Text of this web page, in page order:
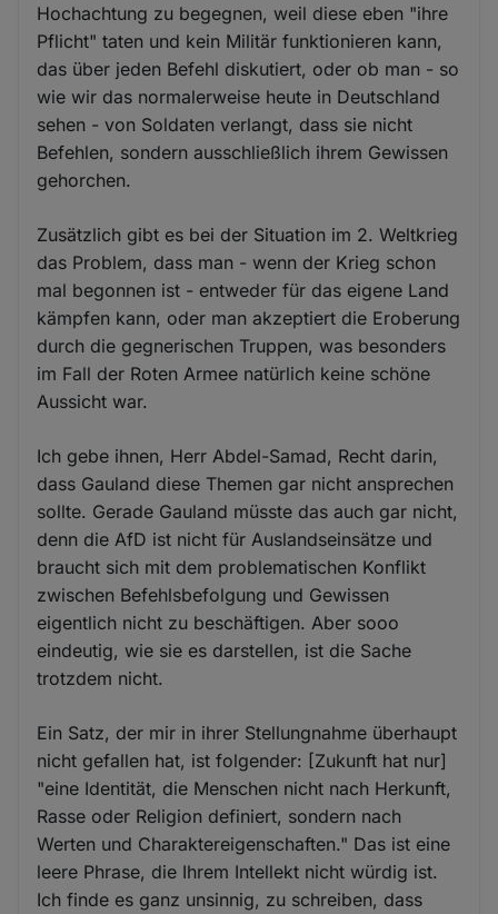
Hochachtung zu begegnen, weil diese eben "ihre
Pflicht" taten und kein Militär funktionieren kann,
das über jeden Befehl diskutiert, oder ob man - so
wie wir das normalerweise heute in Deutschland
sehen - von Soldaten verlangt, dass sie nicht
Befehlen, sondern ausschließlich ihrem Gewissen
gehorchen.
Zusätzlich gibt es bei der Situation im 2. Weltkrieg
das Problem, dass man - wenn der Krieg schon
mal begonnen ist - entweder für das eigene Land
kämpfen kann, oder man akzeptiert die Eroberung
durch die gegnerischen Truppen, was besonders
im Fall der Roten Armee natürlich keine schöne
Aussicht war.
Ich gebe ihnen, Herr Abdel-Samad, Recht darin,
dass Gauland diese Themen gar nicht ansprechen
sollte. Gerade Gauland müsste das auch gar nicht,
denn die AfD ist nicht für Auslandseinsätze und
braucht sich mit dem problematischen Konflikt
zwischen Befehlsbefolgung und Gewissen
eigentlich nicht zu beschäftigen. Aber sooo
eindeutig, wie sie es darstellen, ist die Sache
trotzdem nicht.
Ein Satz, der mir in ihrer Stellungnahme überhaupt
nicht gefallen hat, ist folgender: [Zukunft hat nur]
"eine Identität, die Menschen nicht nach Herkunft,
Rasse oder Religion definiert, sondern nach
Werten und Charaktereigenschaften." Das ist eine
leere Phrase, die Ihrem Intellekt nicht würdig ist.
Ich finde es ganz unsinnig, zu schreiben, dass